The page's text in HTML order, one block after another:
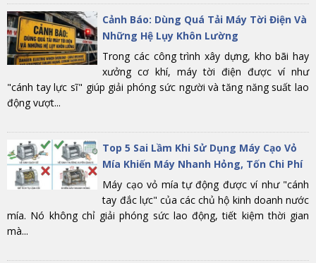
Cảnh Báo: Dùng Quá Tải Máy Tời Điện Và
Những Hệ Lụy Khôn Lường
Trong các công trình xây dựng, kho bãi hay
xưởng cơ khí, máy tời điện được ví như
"cánh tay lực sĩ" giúp giải phóng sức người và tăng năng suất lao
động vượt...
Top 5 Sai Lầm Khi Sử Dụng Máy Cạo Vỏ
Mía Khiến Máy Nhanh Hỏng, Tốn Chi Phí
Máy cạo vỏ mía tự động được ví như "cánh
tay đắc lực" của các chủ hộ kinh doanh nước
mía. Nó không chỉ giải phóng sức lao động, tiết kiệm thời gian
mà...